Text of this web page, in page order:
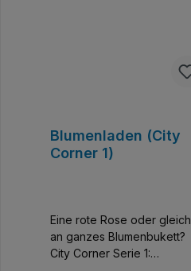
Blumenladen (City
Corner 1)
Eine rote Rose oder gleich
an ganzes Blumenbukett?
City Corner Serie 1: